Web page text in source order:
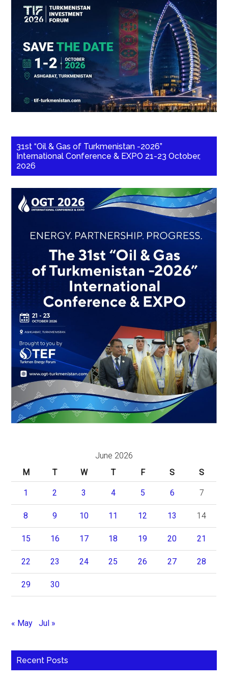
31st “Oil & Gas of Turkmenistan -2026”
International Conference & EXPO 21-23 October,
2026
June 2026
M
T W T F S S
1 2 3 4 5 6 7
8 9 10 11 12 13 14
15 16 17 18 19 20 21
22 23 24 25 26 27 28
29 30
« May Jul »
Recent Posts